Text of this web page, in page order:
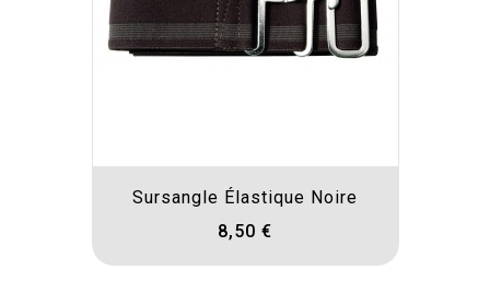
Sursangle Élastique Noire
8,50 €